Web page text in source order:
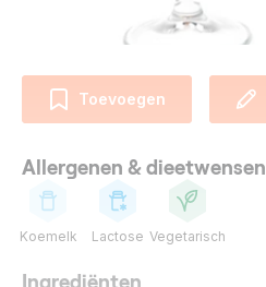
Toevoegen
Allergenen & dieetwensen
Koemelk Lactose Vegetarisch
Ingrediënten